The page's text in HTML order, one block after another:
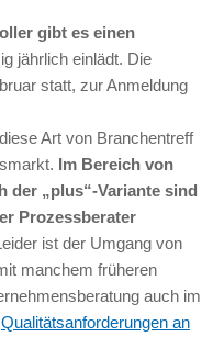
gibt es einen
jährlich einlädt. Die
statt, zur Anmeldung
Art von Branchentreff
Im Bereich von
der „plus“-Variante sind
Prozessberater
ist der Umgang von
manchem früheren
auch im
Qualitätsanforderungen an